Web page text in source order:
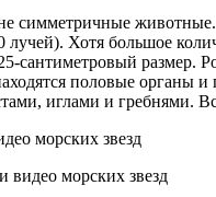
симметричные
лучей). Хотя большое
сантиметровый размер.
половые органы
иглами и гребнями.
видео морских звезд